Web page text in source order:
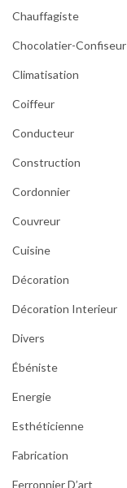
Chauffagiste
Chocolatier-Confiseur
Climatisation
Coiffeur
Conducteur
Construction
Cordonnier
Couvreur
Cuisine
Décoration
Décoration Interieur
Divers
Ébéniste
Energie
Esthéticienne
Fabrication
Ferronnier D’art